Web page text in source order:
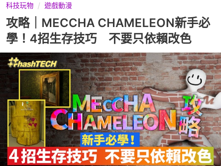
科技玩物 遊戲動漫
攻略｜MECCHA CHAMELEON新手必
學！4招生存技巧 不要只依賴改色